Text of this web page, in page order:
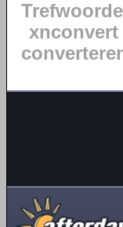
xnconvert